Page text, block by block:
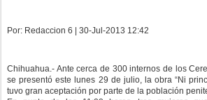
Por: Redaccion 6 | 30-Jul-2013 12:42
Chihuahua.- Ante cerca de 300 internos de los
se presentó este lunes 29 de julio, la obra “Ni
tuvo gran aceptación por parte de la población